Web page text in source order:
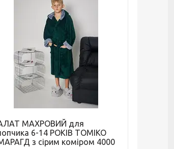
МАХРОВИЙ для
6-14 РОКІВ ТОМІКО
з сірим коміром 4000